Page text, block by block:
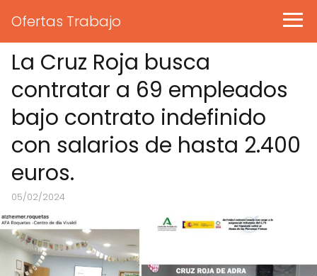
Ofertas Trabajo
La Cruz Roja busca
contratar a 69 empleados
bajo contrato indefinido
con salarios de hasta 2.400
euros.
05/02/2024